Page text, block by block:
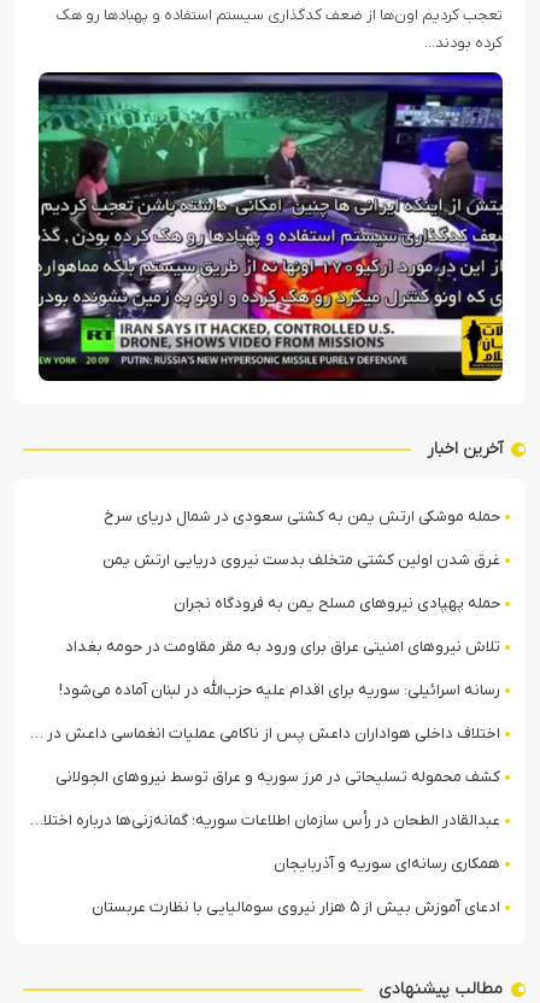
تعجب کردیم اون‌ها از ضعف کدگذاری سیستم استفاده و پهبادها رو هک
کرده بودند…
آخرین اخبار
حمله موشکی ارتش یمن به کشتی سعودی در شمال دریای سرخ
غرق شدن اولین کشتی متخلف بدست نیروی دریایی ارتش یمن
حمله پهپادی نیروهای مسلح یمن به فرودگاه نجران
تلاش نیروهای امنیتی عراق برای ورود به مقر مقاومت در حومه بغداد
رسانه اسرائیلی: سوریه برای اقدام علیه حزب‌الله در لبنان آماده می‌شود!
اختلاف داخلی هواداران داعش پس از ناکامی عملیات انغماسی داعش در رقه
کشف محموله تسلیحاتی در مرز سوریه و عراق توسط نیروهای الجولانی
عبدالقادر الطحان در رأس سازمان اطلاعات سوریه؛ گمانه‌زنی‌ها درباره اختلافات در ساختار امنیتی
همکاری رسانه‌ای سوریه و آذربایجان
ادعای آموزش بیش از ۵ هزار نیروی سومالیایی با نظارت عربستان
مطالب پیشنهادی